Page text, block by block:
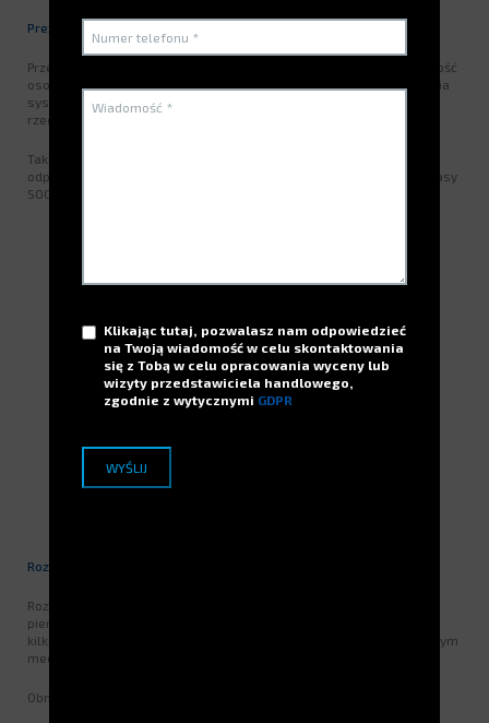
Prezentacja i potrzeby klienta
Przed wdrożeniem rozwiązań dystrybucji zabezpieczonej, nieobecność
osoby wydającej materiały eksploatacyjne wymagała wprowadzenia
systemu zamykania sprzętu, oprzyrządowania i SOO bez gwarancji
rzeczywistego dostępu o dowolnej godzinie w ciągu dnia i w nocy.
Taki sposób zarządzania nie pozwalał na zyskać pewności, że
odpowiedni sprzęt został wydany odpowiednim osobom ani że zapasy
SOO są wystarczające.
Rozwiązanie globalne ELECTROCLASS
Rozwiązanie zostało wprowadzone w 2 etapach wraz z integracją
pierwszego rozwiązania RotoPoint. Pierwszy etap przyniósł w ciągu
kilku miesięcy zwrot z inwestycji, w szczególności dzięki następującym
mechanizmom:
Obniżenie kosztów zaopatrzenia
Klikając tutaj, pozwalasz nam odpowiedzieć
na Twoją wiadomość w celu skontaktowania
się z Tobą w celu opracowania wyceny lub
wizyty przedstawiciela handlowego,
zgodnie z wytycznymi GDPR